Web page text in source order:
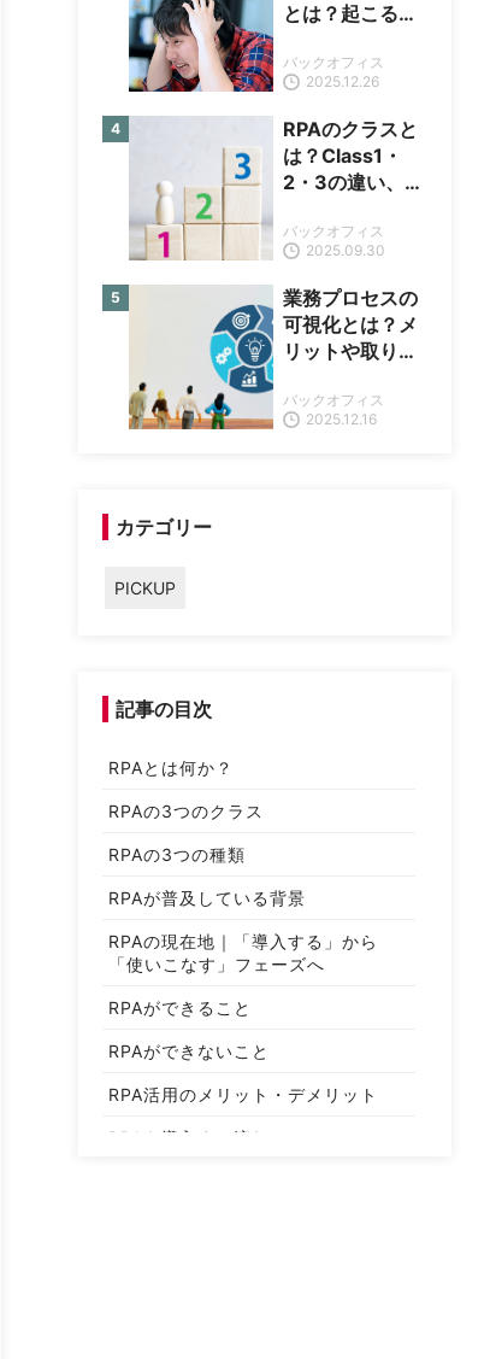
とは？起こる原
2025.12.26
バックオフィス
RPAのクラスと
は？Class1・
2・3の違い、導
介
2025.09.30
バックオフィス
業務プロセスの
可視化とは？メ
リットや取り組
コツを解説
2025.12.16
バックオフィス
カテゴリー
PICKUP
記事の目次
RPAとは何か？
RPAの3つのクラス
RPAの3つの種類
RPAが普及している背景
RPAの現在地｜「導入する」から
「使いこなす」フェーズへ
RPAができること
RPAができないこと
RPA活用のメリット・デメリット
RPAを導入する流れ